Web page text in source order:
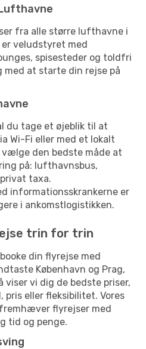
fra alle større lufthavne i
er veludstyret med
spisesteder og toldfri
at starte din rejse på
du tage et øjeblik til at
Wi-Fi eller med et lokalt
den bedste måde at
på: lufthavnsbus,
taxa.
informationsskrankerne er
i ankomstlogistikken.
trin for trin
din flyrejse med
København og Prag,
vi dig de bedste priser,
eller fleksibilitet. Vores
flyrejser med
tid og penge.